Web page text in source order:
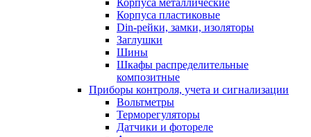
Корпуса металлические
Корпуса пластиковые
Din-рейки, замки, изоляторы
Заглушки
Шины
Шкафы распределительные
композитные
Приборы контроля, учета и сигнализации
Вольтметры
Терморегуляторы
Датчики и фотореле